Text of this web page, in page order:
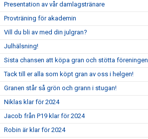
Presentation av vår damlagstränare
Provträning för akademin
Vill du bli av med din julgran?
Julhälsning!
Sista chansen att köpa gran och stötta föreningen
Tack till er alla som köpt gran av oss i helgen!
Granen står så grön och grann i stugan!
Niklas klar för 2024
Jacob från P19 klar för 2024
Robin är klar för 2024